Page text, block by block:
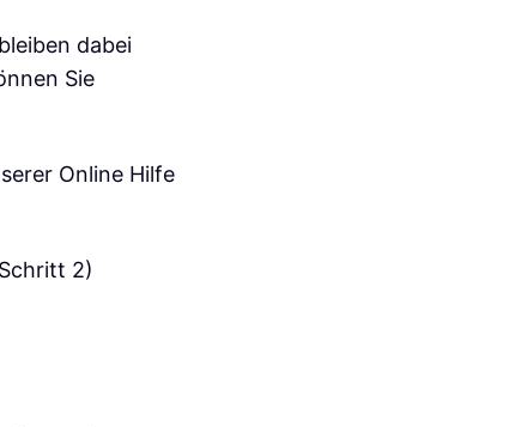
dabei
Sie
Online Hilfe
2)